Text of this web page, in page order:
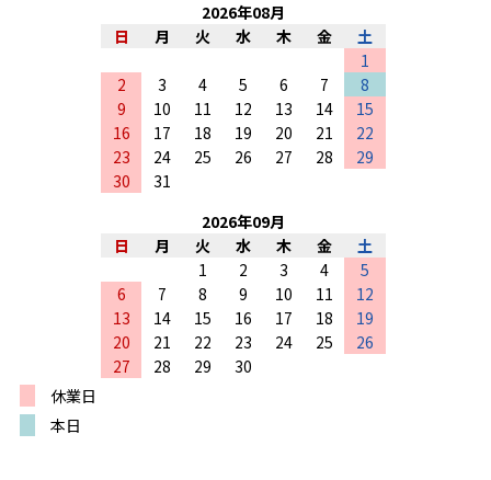
2026年08月
日
月 火 水 木 金
土
1
2
3 4 5 6 7
8
9
10 11 12 13 14
15
16
17 18 19 20 21
22
23
24 25 26 27 28
29
30
31
2026年09月
日
月 火 水 木 金
土
1
2 3 4
5
6
7 8 9 10 11
12
13
14 15 16 17 18
19
20
21 22 23 24 25
26
27
28 29
30
休業日
本日